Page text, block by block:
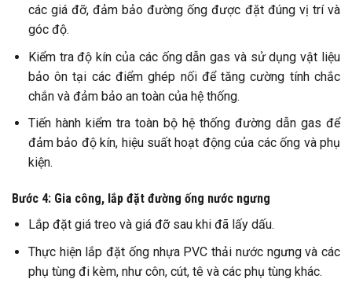
các giá đỡ, đảm bảo đường ống được đặt đúng vị trí và
góc độ.
Kiểm tra độ kín của các ống dẫn gas và sử dụng vật liệu
bảo ôn tại các điểm ghép nối để tăng cường tính chắc
chắn và đảm bảo an toàn của hệ thống.
Tiến hành kiểm tra toàn bộ hệ thống đường dẫn gas để
đảm bảo độ kín, hiệu suất hoạt động của các ống và phụ
kiện.
Bước 4: Gia công, lắp đặt đường ống nước ngưng
Lắp đặt giá treo và giá đỡ sau khi đã lấy dấu.
Thực hiện lắp đặt ống nhựa PVC thải nước ngưng và các
phụ tùng đi kèm, như côn, cút, tê và các phụ tùng khác.